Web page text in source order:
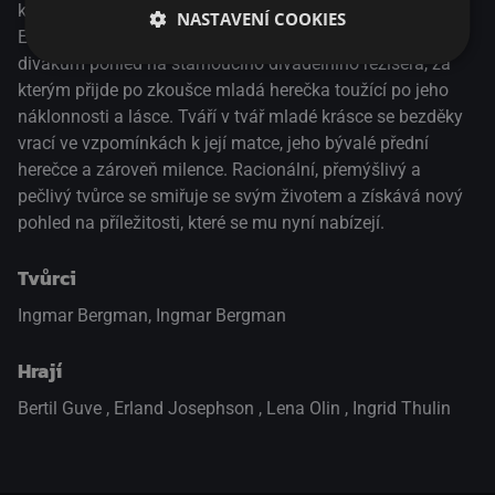
komorním dramatem ztvárněným třemi vynikajícími herci.
Erland Josephson, Lena Ohlin a Ingrid Thulin přinášejí
divákům pohled na stárnoucího divadelního režiséra, za
kterým přijde po zkoušce mladá herečka toužící po jeho
náklonnosti a lásce. Tváří v tvář mladé krásce se bezděky
vrací ve vzpomínkách k její matce, jeho bývalé přední
herečce a zároveň milence. Racionální, přemýšlivý a
pečlivý tvůrce se smiřuje se svým životem a získává nový
pohled na příležitosti, které se mu nyní nabízejí.
Tvůrci
Ingmar Bergman, Ingmar Bergman
Hrají
Bertil Guve , Erland Josephson , Lena Olin , Ingrid Thulin
NASTAVENÍ COOKIES